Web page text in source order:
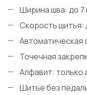
Ширина шва: до 7
Скорость шитья:
Автоматическая
Точечная
Алфавит: только
Шитье без